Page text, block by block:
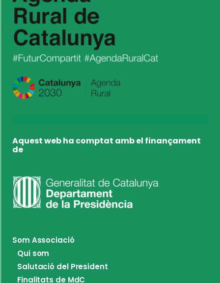
Aquest web ha comptat amb el finançament
de
Som Associació
Qui som
Salutació del President
Finalitats de MdC